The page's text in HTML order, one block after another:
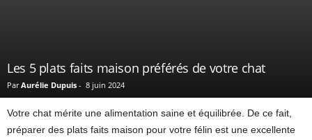
Les 5 plats faits maison préférés de votre chat
Par Aurélie Dupuis - 8 juin 2024
Votre chat mérite une alimentation saine et équilibrée. De ce fait,
préparer des plats faits maison pour votre félin est une excellente